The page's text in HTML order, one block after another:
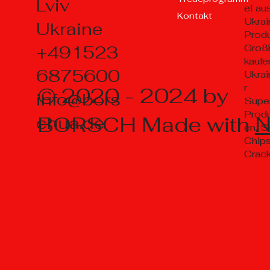
Lviv
Ukraine
+491523
6875600
info@bors
chua.de
© 2020 - 2024 by
BORSCH Made with
Kontakt
el
r
en,